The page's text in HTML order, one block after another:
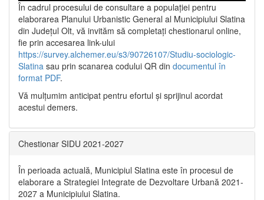
În cadrul procesului de consultare a populaţiei pentru
elaborarea Planului Urbanistic General al Municipiului Slatina
din Județul Olt, vă invităm să completați chestionarul online,
fie prin accesarea link-ului
https://survey.alchemer.eu/s3/90726107/Studiu-sociologic-
Slatina sau prin scanarea codului QR din documentul în
format PDF.
Vă mulţumim anticipat pentru efortul şi sprijinul acordat
acestui demers.
Chestionar SIDU 2021-2027
În perioada actuală, Municipiul Slatina este în procesul de
elaborare a Strategiei Integrate de Dezvoltare Urbană 2021‐
2027 a Municipiului Slatina.